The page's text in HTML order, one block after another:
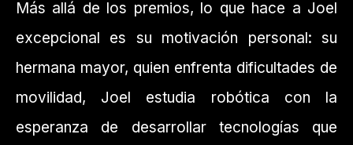
Más allá de los premios, lo que hace a Joel
excepcional es su motivación personal: su
hermana mayor, quien enfrenta dificultades de
movilidad, Joel estudia robótica con la
esperanza de desarrollar tecnologías que